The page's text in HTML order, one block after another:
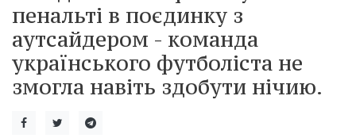
пенальті в поєдинку з
аутсайдером - команда
українського футболіста не
змогла навіть здобути нічию.